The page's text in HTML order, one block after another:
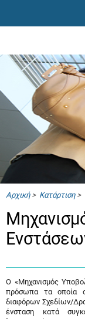
Αρχική> Κατάρτιση>
Ο «Μηχανισμός
πρόσωπα τα οποία
διαφόρων Σχεδίων/
ένσταση κατά